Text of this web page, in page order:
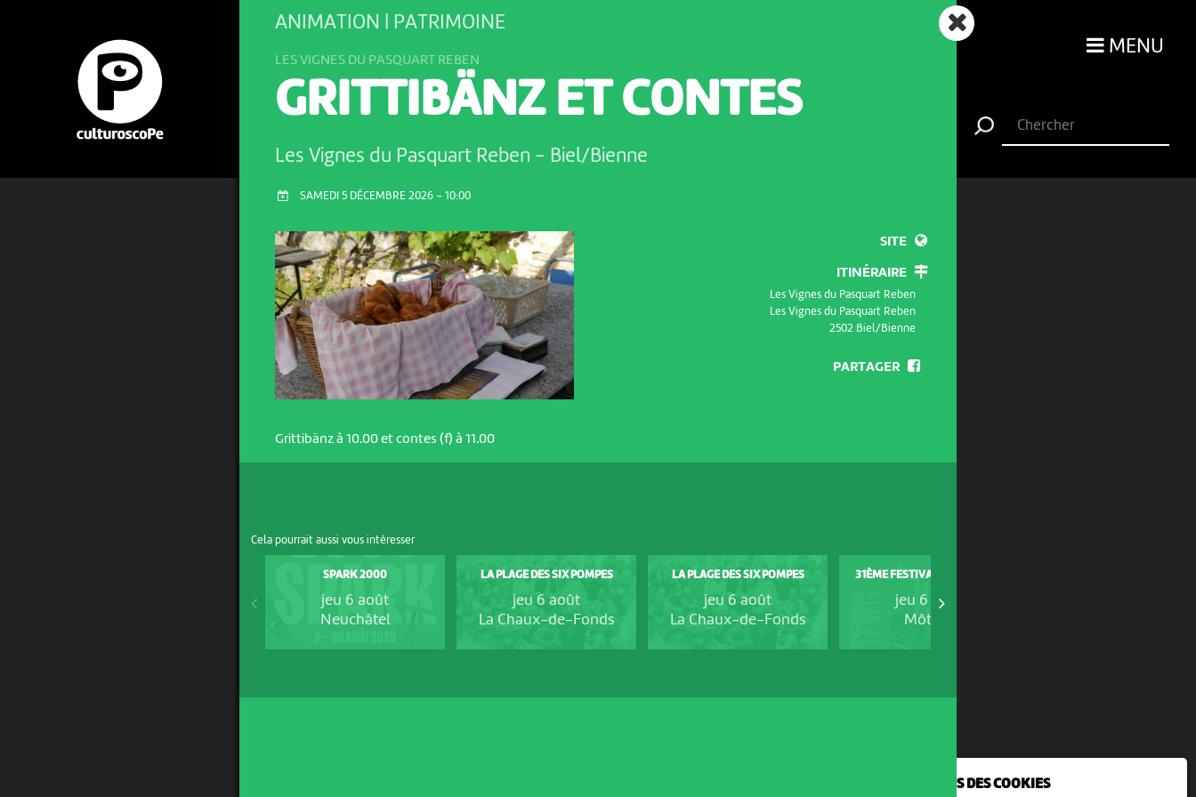
NOUS UTILISONS DES COOKIES
MENU
SAMEDI 5 DÉCEMBRE 2026 – 10:00
ANIMATION | PATRIMOINE
LES VIGNES DU PASQUART REBEN
GRITTIBÄNZ ET CONTES
Les Vignes du Pasquart Reben - Biel/Bienne
Grittibänz à 10.00 et contes (f) à 11.00
SITE
ITINÉRAIRE
Les Vignes du Pasquart Reben
Les Vignes du Pasquart Reben
2502 Biel/Bienne
PARTAGER
Cela pourrait aussi vous intéresser
SPARK 2000
jeu 6 août
Neuchâtel
LA PLAGE DES SIX POMPES
jeu 6 août
La Chaux-de-Fonds
LA PLAGE DES SIX POMPES
jeu 6 août
La Chaux-de-Fonds
31ÈME FESTIVAL HORS TRIBU
jeu 6 août
Môtiers